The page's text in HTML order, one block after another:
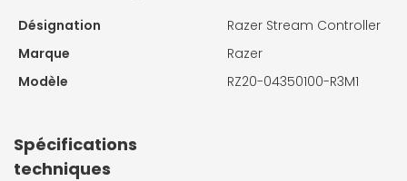
Désignation
Razer Stream Controller
Marque
Razer
Modèle
RZ20-04350100-R3M1
Spécifications
techniques